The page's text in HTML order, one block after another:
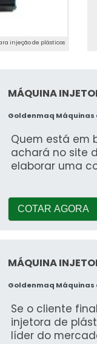
injeção de plásticos
MÁQUINA
Goldenmaq Máquinas
Quem está em
achará no site
elaborar uma
COTAR AGORA
MÁQUINA
Goldenmaq Máquinas
Se o cliente
injetora de
líder do